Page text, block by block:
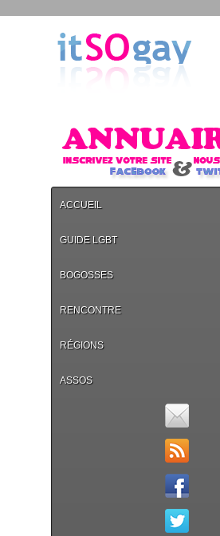
ACCUEIL
GUIDE LGBT
BOGOSSES
RENCONTRE
RÉGIONS
ASSOS